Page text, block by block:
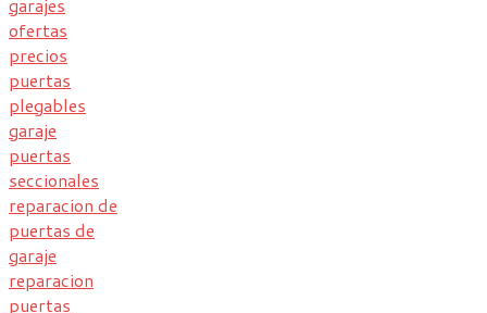
garajes
ofertas
precios
puertas
plegables
garaje
puertas
seccionales
reparacion de
puertas de
garaje
reparacion
puertas